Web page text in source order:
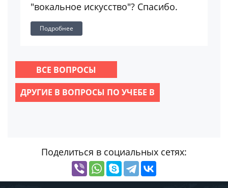
"вокальное искусство"? Спасибо.
Подробнее
ВСЕ ВОПРОСЫ
ДРУГИЕ В ВОПРОСЫ ПО УЧЕБЕ В
Поделиться в социальных сетях: